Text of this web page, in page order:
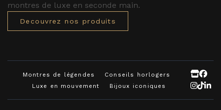
montres de luxe en seconde main.
Decouvrez nos produits
Montres de légendes
Conseils horlogers
Luxe en mouvement
Bijoux iconiques